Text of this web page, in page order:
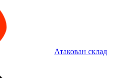
Атакован склад